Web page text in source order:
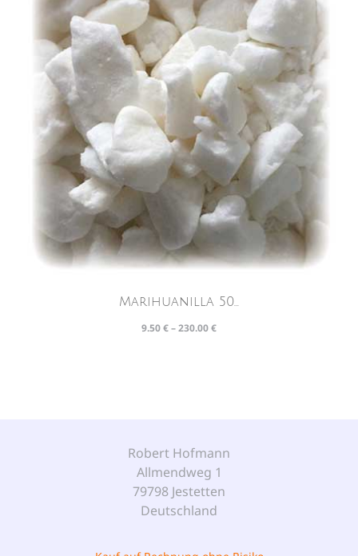
Marihuanilla 50...
9.50€–230.00€
Robert Hofmann
Allmendweg 1
79798 Jestetten
Deutschland